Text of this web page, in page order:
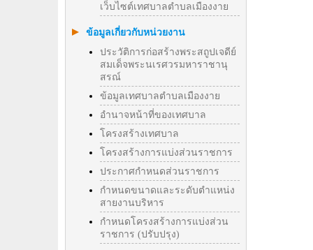
เว็บไซต์เทศบาลตำบลเมืองงาย
ข้อมูลเกี่ยวกับหน่วยงาน
ประวัติการก่อสร้างพระสถูปเจดีย์
สมเด็จพระนเรศวรมหาราชานุ
สรณ์
ข้อมูลเทศบาลตำบลเมืองงาย
อำนาจหน้าที่ของเทศบาล
โครงสร้างเทศบาล
โครงสร้างการแบ่งส่วนราชการ
ประกาศกำหนดส่วนราชการ
กำหนดขนาดและระดับตำแหน่ง
สายงานบริหาร
กำหนดโครงสร้างการแบ่งส่วน
ราชการ (ปรับปรุง)